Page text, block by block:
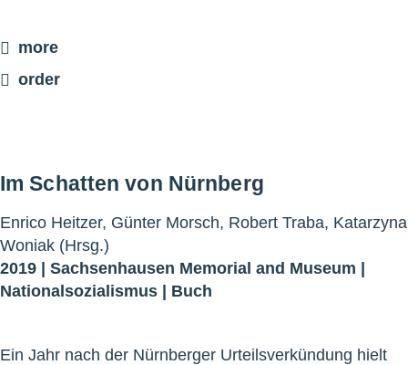
more
order
Im Schatten von Nürnberg
Enrico Heitzer, Günter Morsch, Robert Traba, Katarzyna
Woniak (Hrsg.)
2019 | Sachsenhausen Memorial and Museum |
Nationalsozialismus | Buch
Ein Jahr nach der Nürnberger Urteilsverkündung hielt